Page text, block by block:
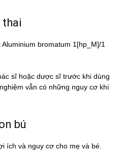
thai
bromatum 1[hp_M]/1
sĩ hoặc dược sĩ trước khi dùng
vẫn có những nguy cơ khi
bú
ích và nguy cơ cho mẹ và bé.